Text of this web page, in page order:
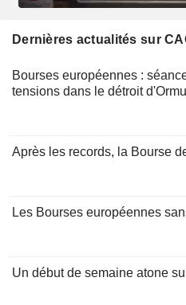
Dernières actualités sur
Bourses européennes :
tensions dans le détroit
Après les records, la Bourse
Les Bourses européennes
Un début de semaine atone